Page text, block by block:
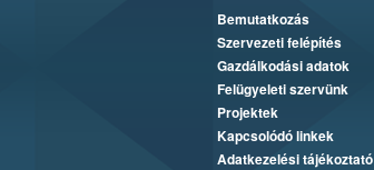
Bemutatkozás
Szervezeti felépítés
Gazdálkodási adatok
Felügyeleti szervünk
Projektek
Kapcsolódó linkek
Adatkezelési tájékoztató